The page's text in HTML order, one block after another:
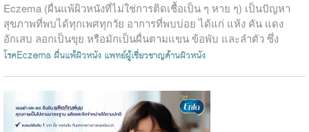
Eczema (ผื่นแพ้ผิวหนังที่ไม่ใช่การติดเชื้อเป็น ๆ หาย ๆ) เป็นปัญหา
สุขภาพที่พบได้ทุกเพศทุกวัย อาการที่พบบ่อย ได้แก่ แห้ง คัน แดง
อักเสบ ลอกเป็นขุย หรือมักเป็นผื่นตามแขน ข้อพับ และลำตัว ซึ่ง
สาเหตุที่อา...
โรคEczema ผื่นแพ้ผิวหนัง แพทย์ผู้เชี่ยวชาญด้านผิวหนัง